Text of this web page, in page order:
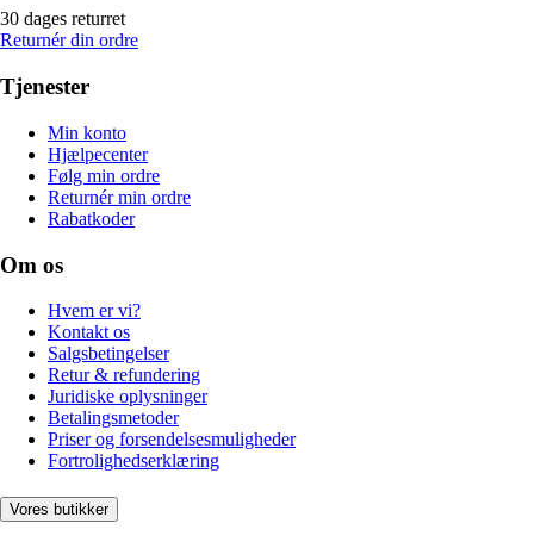
30 dages returret
Returnér din ordre
Tjenester
Min konto
Hjælpecenter
Følg min ordre
Returnér min ordre
Rabatkoder
Om os
Hvem er vi?
Kontakt os
Salgsbetingelser
Retur & refundering
Juridiske oplysninger
Betalingsmetoder
Priser og forsendelsesmuligheder
Fortrolighedserklæring
Vores butikker